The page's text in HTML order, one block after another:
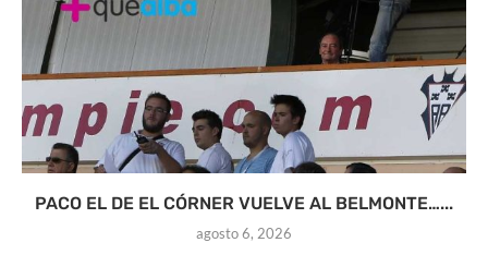
PACO EL DE EL CÓRNER VUELVE AL BELMONTE…...
agosto 6, 2026